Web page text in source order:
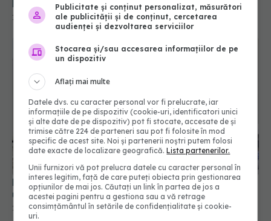
Europeană
15 noi 2021, 18:45
Legătura neașteptată dintre ficat și vezica
urinară: virusul hepatitei C
29 iun 2026, 08:50
Publicitate și conținut personalizat, măsurători
ale publicității și de conținut, cercetarea
audienței și dezvoltarea serviciilor
Stocarea și/sau accesarea informațiilor de pe
un dispozitiv
Aflați mai multe
Datele dvs. cu caracter personal vor fi prelucrate, iar
informațiile de pe dispozitiv (cookie-uri, identificatori unici
și alte date de pe dispozitiv) pot fi stocate, accesate de și
trimise către 224 de parteneri sau pot fi folosite în mod
specific de acest site. Noi și partenerii noștri putem folosi
date exacte de localizare geografică.Lista partenerilor.
Unii furnizori vă pot prelucra datele cu caracter personal în
interes legitim, față de care puteți obiecta prin gestionarea
opțiunilor de mai jos. Căutați un link în partea de jos a
acestei pagini pentru a gestiona sau a vă retrage
consimțământul în setările de confidențialitate și cookie-
uri.